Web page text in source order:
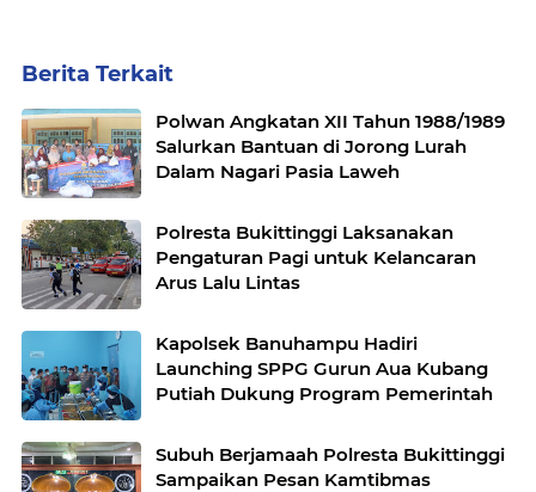
Berita Terkait
Polwan Angkatan XII Tahun 1988/1989
Salurkan Bantuan di Jorong Lurah
Dalam Nagari Pasia Laweh
Polresta Bukittinggi Laksanakan
Pengaturan Pagi untuk Kelancaran
Arus Lalu Lintas
Kapolsek Banuhampu Hadiri
Launching SPPG Gurun Aua Kubang
Putiah Dukung Program Pemerintah
Subuh Berjamaah Polresta Bukittinggi
Sampaikan Pesan Kamtibmas